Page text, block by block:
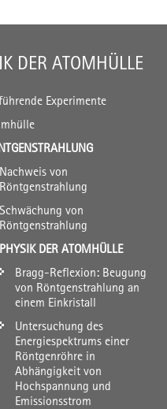
DER ATOMHÜLLE
Experimente
Nachweis von
Röntgenstrahlung
Schwächung von
Röntgenstrahlung
PHYSIK DER ATOMHÜLLE
Bragg-Reflexion: Beugung
von Röntgenstrahlung an
einem Einkristall
Untersuchung des
Energiespektrums einer
Röntgenröhre in
Abhängigkeit von
Hochspannung und
Emissionsstrom